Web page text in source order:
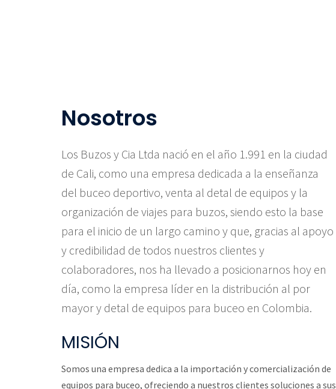
Nosotros
Los Buzos y Cia Ltda nació en el año 1.991 en la ciudad
de Cali, como una empresa dedicada a la enseñanza
del buceo deportivo, venta al detal de equipos y la
organización de viajes para buzos, siendo esto la base
para el inicio de un largo camino y que, gracias al apoyo
y credibilidad de todos nuestros clientes y
colaboradores, nos ha llevado a posicionarnos hoy en
día, como la empresa líder en la distribución al por
mayor y detal de equipos para buceo en Colombia.
MISIÓN
Somos una empresa dedica a la importación y comercialización de
equipos para buceo, ofreciendo a nuestros clientes soluciones a sus